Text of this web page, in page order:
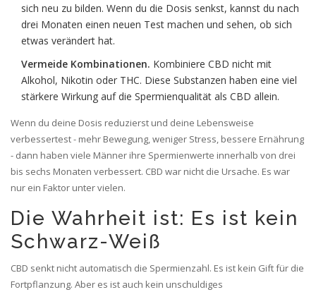
sich neu zu bilden. Wenn du die Dosis senkst, kannst du nach
drei Monaten einen neuen Test machen und sehen, ob sich
etwas verändert hat.
Vermeide Kombinationen. Kombiniere CBD nicht mit
Alkohol, Nikotin oder THC. Diese Substanzen haben eine viel
stärkere Wirkung auf die Spermienqualität als CBD allein.
Wenn du deine Dosis reduzierst und deine Lebensweise
verbessertest - mehr Bewegung, weniger Stress, bessere Ernährung
- dann haben viele Männer ihre Spermienwerte innerhalb von drei
bis sechs Monaten verbessert. CBD war nicht die Ursache. Es war
nur ein Faktor unter vielen.
Die Wahrheit ist: Es ist kein
Schwarz-Weiß
CBD senkt nicht automatisch die Spermienzahl. Es ist kein Gift für die
Fortpflanzung. Aber es ist auch kein unschuldiges